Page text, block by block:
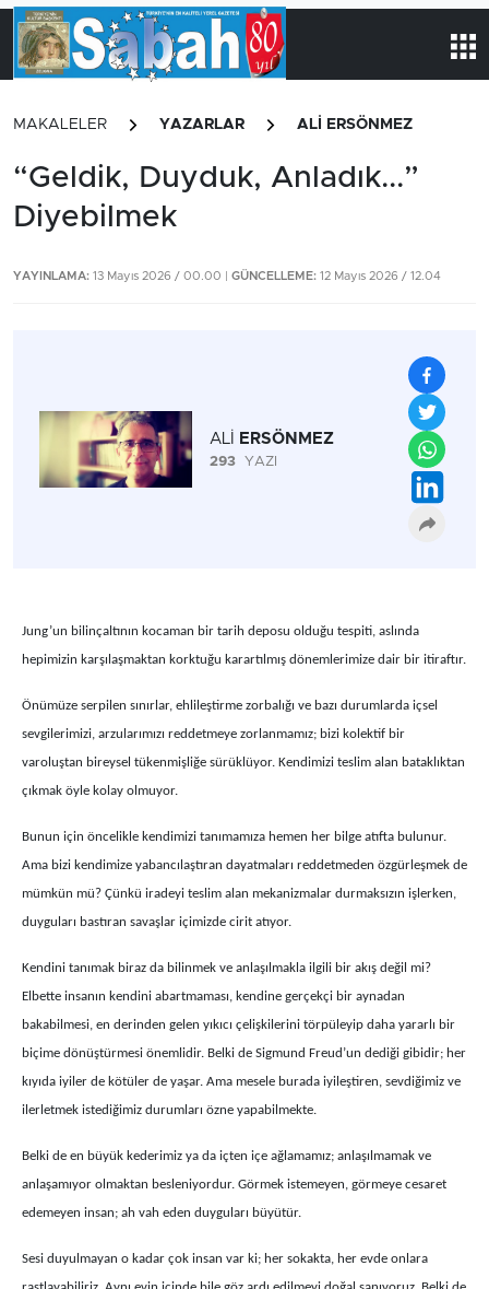
MAKALELER YAZARLAR ALİ ERSÖNMEZ
“Geldik, Duyduk, Anladık...”
Diyebilmek
YAYINLAMA: 13 Mayıs 2026 / 00.00 | GÜNCELLEME: 12 Mayıs 2026 / 12.04
ALİ ERSÖNMEZ
293 YAZI
Jung’un bilinçaltının kocaman bir tarih deposu olduğu tespiti, aslında
hepimizin karşılaşmaktan korktuğu karartılmış dönemlerimize dair bir itiraftır.
Önümüze serpilen sınırlar, ehlileştirme zorbalığı ve bazı durumlarda içsel
sevgilerimizi, arzularımızı reddetmeye zorlanmamız; bizi kolektif bir
varoluştan bireysel tükenmişliğe sürüklüyor. Kendimizi teslim alan bataklıktan
çıkmak öyle kolay olmuyor.
Bunun için öncelikle kendimizi tanımamıza hemen her bilge atıfta bulunur.
Ama bizi kendimize yabancılaştıran dayatmaları reddetmeden özgürleşmek de
mümkün mü? Çünkü iradeyi teslim alan mekanizmalar durmaksızın işlerken,
duyguları bastıran savaşlar içimizde cirit atıyor.
Kendini tanımak biraz da bilinmek ve anlaşılmakla ilgili bir akış değil mi?
Elbette insanın kendini abartmaması, kendine gerçekçi bir aynadan
bakabilmesi, en derinden gelen yıkıcı çelişkilerini törpüleyip daha yararlı bir
biçime dönüştürmesi önemlidir. Belki de Sigmund Freud’un dediği gibidir; her
kıyıda iyiler de kötüler de yaşar. Ama mesele burada iyileştiren, sevdiğimiz ve
ilerletmek istediğimiz durumları özne yapabilmekte.
Belki de en büyük kederimiz ya da içten içe ağlamamız; anlaşılmamak ve
anlaşamıyor olmaktan besleniyordur. Görmek istemeyen, görmeye cesaret
edemeyen insan; ah vah eden duyguları büyütür.
Sesi duyulmayan o kadar çok insan var ki; her sokakta, her evde onlara